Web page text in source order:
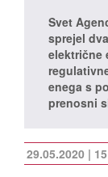
Svet
sprejel
električne
enega s
prenosni
29.05.2020 |